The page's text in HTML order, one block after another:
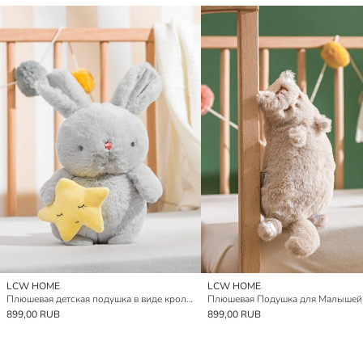
LCW HOME
Плюшевая детская подушка в виде кролика 30 см
899,00 RUB
LCW HOME
899,00 RUB